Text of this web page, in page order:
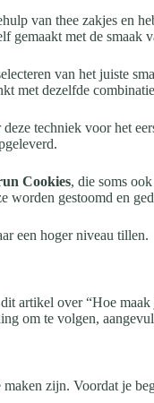
van thee zakjes en
gemaakt met de smaak
van het juiste
met dezelfde
techniek voor het
Cookies, die soms
worden gestoomd en
een hoger niveau tillen.
artikel over “Hoe
om te volgen,
zijn. Voordat je